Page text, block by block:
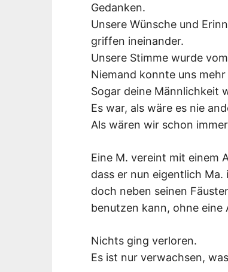
Gedanken.
Unsere Wünsche und
griffen ineinander.
Unsere Stimme wurde
Niemand konnte uns
Sogar deine Männlichkeit
Es war, als wäre es nie
Als wären wir schon
Eine M. vereint mit einem
dass er nun eigentlich
doch neben seinen
benutzen kann, ohne eine
Nichts ging verloren.
Es ist nur verwachsen,